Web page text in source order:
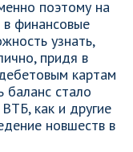
поэтому на
финансовые
узнать,
придя в
картам
баланс стало
как и другие
новшеств в